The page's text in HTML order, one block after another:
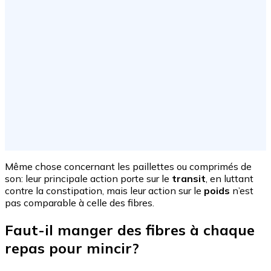
Même chose concernant les paillettes ou comprimés de
son: leur principale action porte sur le transit, en luttant
contre la constipation, mais leur action sur le poids n’est
pas comparable à celle des fibres.
Faut-il manger des fibres à chaque
repas pour mincir?